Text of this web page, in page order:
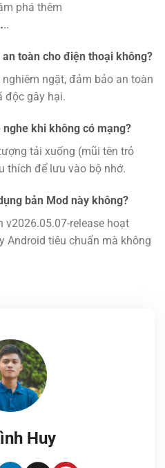
phá thêm
..
an toàn cho điện thoại không?
ngặt, đảm bảo an toàn
độc gây hại.
khi không có mạng?
tải xuống (mũi tên trỏ
thích để lưu vào bộ nhớ.
bản Mod này không?
v2026.05.07-release hoạt
Android tiêu chuẩn mà không
Huy